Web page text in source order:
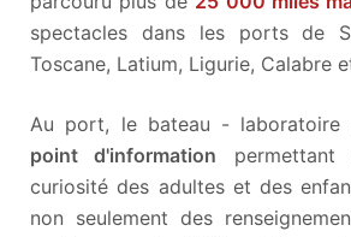
spectacles dans les ports de
Toscane, Latium, Ligurie, Calabre
Au port, le bateau - laboratoire
point d'information
curiosité des adultes et des
non seulement des